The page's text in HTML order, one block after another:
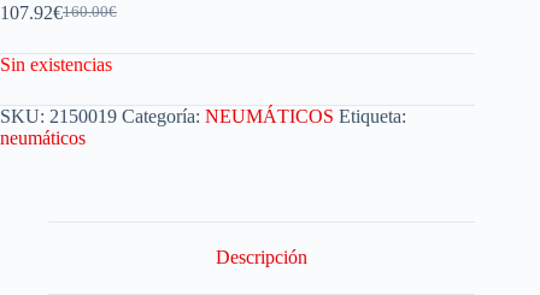
160.00€
107.92€
Sin existencias
SKU: 2150019 Categoría: NEUMÁTICOS Etiqueta:
neumáticos
Descripción